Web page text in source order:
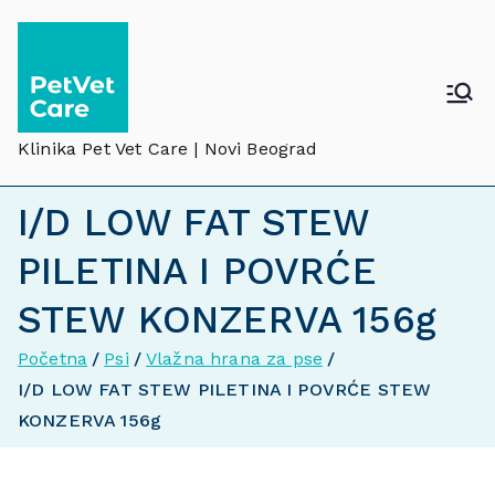
Klinika Pet Vet Care | Novi Beograd
I/D LOW FAT STEW
PILETINA I POVRĆE
STEW KONZERVA 156g
Početna Psi
Vlažna hrana za pse
I/D LOW FAT STEW PILETINA I POVRĆE STEW
KONZERVA 156g